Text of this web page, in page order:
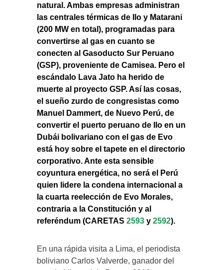
natural. Ambas empresas administran
las centrales térmicas de Ilo y Matarani
(200 MW en total), programadas para
convertirse al gas en cuanto se
conecten al Gasoducto Sur Peruano
(GSP), proveniente de Camisea. Pero el
escándalo Lava Jato ha herido de
muerte al proyecto GSP. Así las cosas,
el sueño zurdo de congresistas como
Manuel Dammert, de Nuevo Perú, de
convertir el puerto peruano de Ilo en un
Dubái bolivariano con el gas de Evo
está hoy sobre el tapete en el directorio
corporativo. Ante esta sensible
coyuntura energética, no será el Perú
quien lidere la condena internacional a
la cuarta reelección de Evo Morales,
contraria a la Constitución y al
referéndum (CARETAS 2593 y 2592).
En una rápida visita a Lima, el periodista
boliviano Carlos Valverde, ganador del